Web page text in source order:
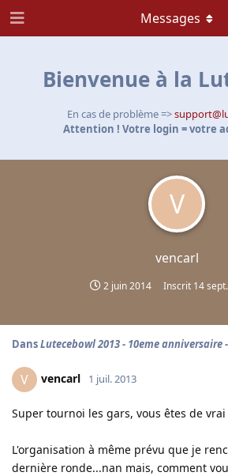
Bienvenue à la
En cas de problème =>
Attention ! Votre login = votre
V
vencarl
2 juin 2014 Inscrit 14
Messages
DansLutecebowl 2013 - 10eme anniversaire
V vencarl 1 juil. 2013
Super tournoi les gars, vous êtes de
L'organisation à même prévu que je
dernière ronde...nan mais, comment